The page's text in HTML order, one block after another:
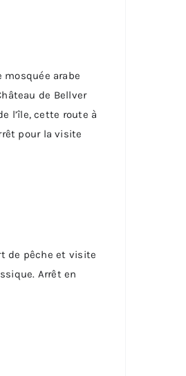
mosquée arabe
de Bellver
l’île, cette route à
pour la visite
de pêche et visite
Arrêt en